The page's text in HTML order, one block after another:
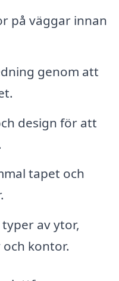
på väggar innan
genom att
design för att
tapet och
av ytor,
kontor.